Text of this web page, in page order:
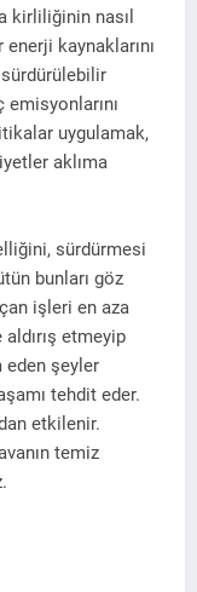
kirliliğinin nasıl
kaynaklarını
uygulamak,
aklıma
sürdürmesi
bunları göz
işleri en aza
etmeyip
eden şeyler
tehdit eder.
etkilenir.
temiz